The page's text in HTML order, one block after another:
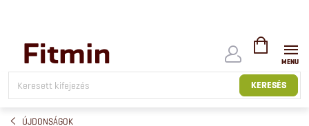
tartalomhoz
KERESÉS
KOSÁR
ÚJDONSÁGOK